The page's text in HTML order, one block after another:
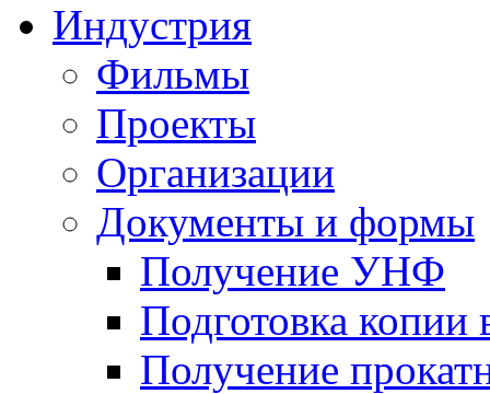
Индустрия
Фильмы
Проекты
Организации
Документы и формы
Получение УНФ
Подготовка копии
Получение